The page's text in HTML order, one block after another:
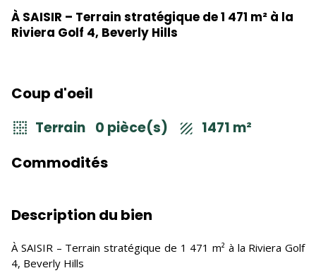
À SAISIR – Terrain stratégique de 1 471 m² à la
Riviera Golf 4, Beverly Hills
Coup d'oeil
Terrain 0 pièce(s) 1471 m²
Commodités
Description du bien
À SAISIR – Terrain stratégique de 1 471 m² à la Riviera Golf
4, Beverly Hills